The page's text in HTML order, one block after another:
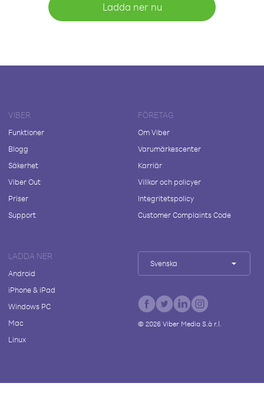
Ladda ner nu
VIBER
Funktioner
Blogg
Säkerhet
Viber Out
Priser
Support
FÖRETAG
Om Viber
Varumärkescenter
Karriär
Villkor och policyer
Integritetspolicy
Customer Complaints Code
LADDA NER
Android
iPhone & iPad
Windows PC
Mac
Linux
Svenska
© 2026Viber Media S.à r.l.